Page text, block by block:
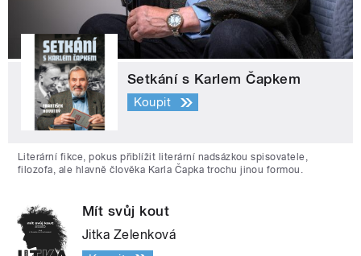
Setkání s Karlem Čapkem
Koupit
Literární fikce, pokus přiblížit literární nadsázkou spisovatele,
filozofa, ale hlavně člověka Karla Čapka trochu jinou formou.
Mít svůj kout
Jitka Zelenková